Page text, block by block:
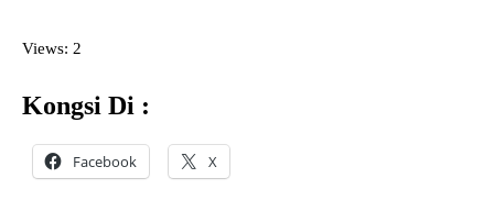
Views: 2
Kongsi Di :
Facebook X